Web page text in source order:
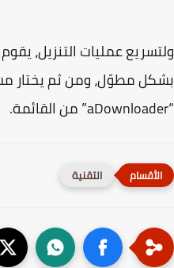
عمليات التنزيل، يقوم
التقنية